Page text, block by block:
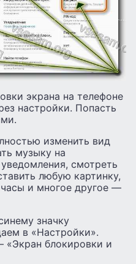
экрана на телефоне
настройки. Попасть
изменить вид
музыку на
смотреть
любую картинку,
и многое другое —
значку
в «Настройки».
«Экран блокировки и